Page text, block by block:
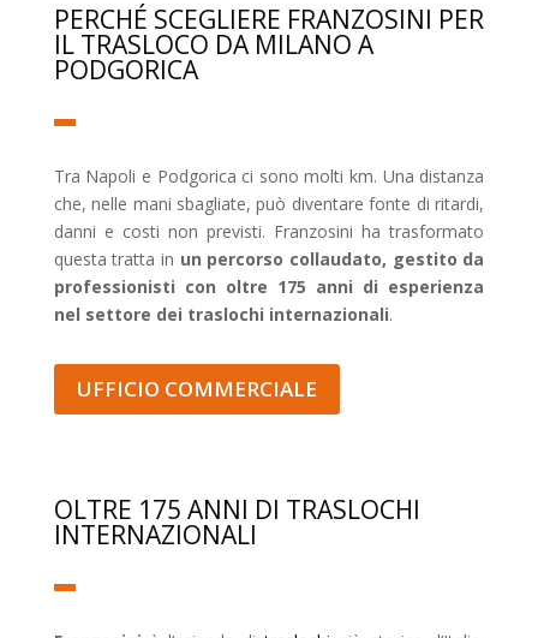
PERCHÉ SCEGLIERE FRANZOSINI PER
IL TRASLOCO DA MILANO A
PODGORICA
Tra Napoli e Podgorica ci sono molti km. Una distanza
che, nelle mani sbagliate, può diventare fonte di ritardi,
danni e costi non previsti. Franzosini ha trasformato
questa tratta in un percorso collaudato, gestito da
professionisti con oltre 175 anni di esperienza
nel settore dei traslochi internazionali.
UFFICIO COMMERCIALE
OLTRE 175 ANNI DI TRASLOCHI
INTERNAZIONALI